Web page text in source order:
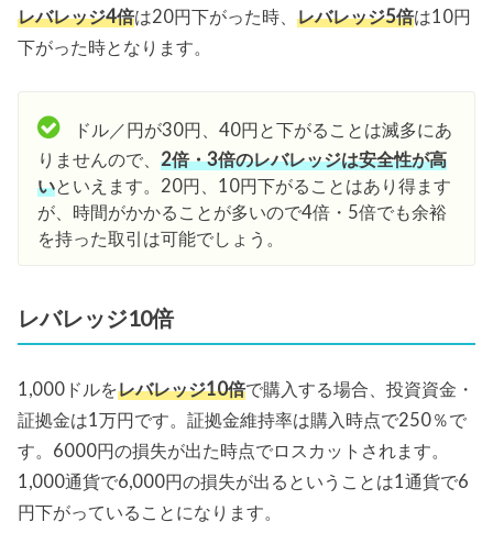
レバレッジ4倍は20円下がった時、レバレッジ5倍は10円
下がった時となります。
ドル／円が30円、40円と下がることは滅多にあ
りませんので、2倍・3倍のレバレッジは安全性が高
いといえます。20円、10円下がることはあり得ます
が、時間がかかることが多いので4倍・5倍でも余裕
を持った取引は可能でしょう。
レバレッジ10倍
1,000ドルをレバレッジ10倍で購入する場合、投資資金・
証拠金は1万円です。証拠金維持率は購入時点で250％で
す。6000円の損失が出た時点でロスカットされます。
1,000通貨で6,000円の損失が出るということは1通貨で6
円下がっていることになります。